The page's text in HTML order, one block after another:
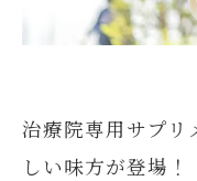
プリで健康を
治療院専用サプリ
しい味方が登場！